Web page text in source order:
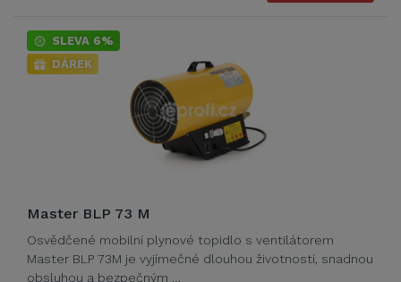
SLEVA 6%
DÁREK
Master BLP 73 M
Osvědčené mobilní plynové topidlo s ventilátorem
Master BLP 73M je vyjímečné dlouhou životností, snadnou
obsluhou a bezpečným …